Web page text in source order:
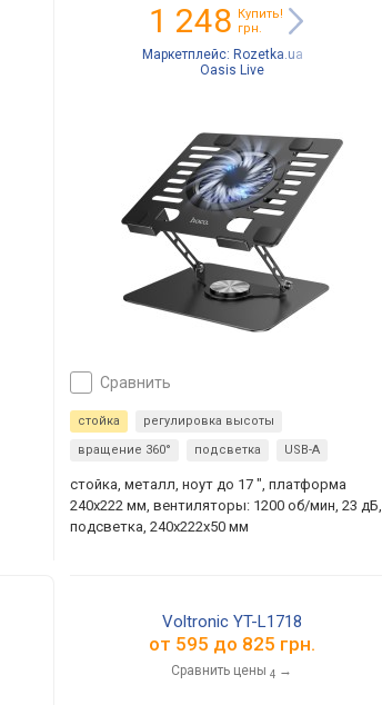
1 248 Купить!
грн.
Маркетплейс: Rozetka.ua
Oasis Live
сравнить
стойка
регулировка высоты
вращение 360°
подсветка USB-A
стойка, металл, ноут до 17 ", платформа
240x222 мм, вентиляторы: 1200 об/мин, 23 дБ,
подсветка, 240x222x50 мм
Voltronic YT-L1718
от 595 до 825 грн.
Сравнить цены 4 →